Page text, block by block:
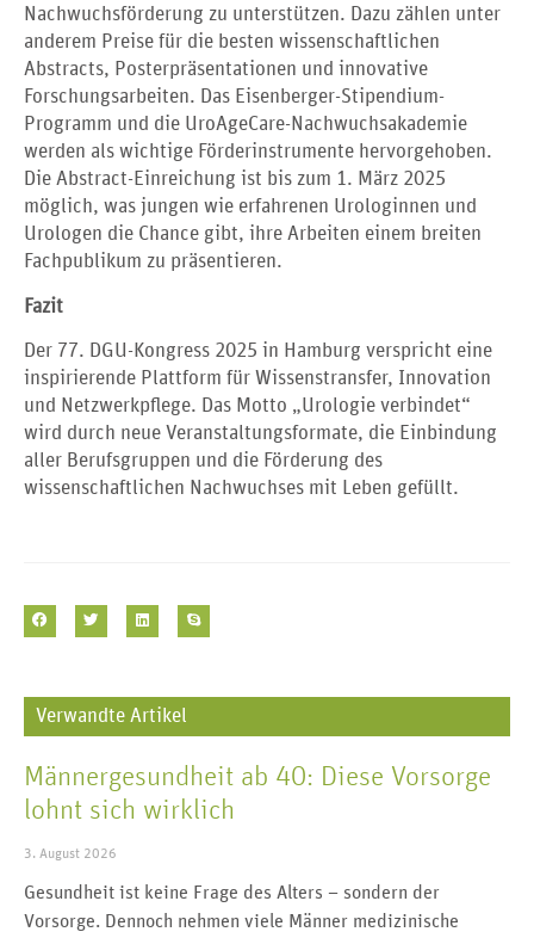
Nachwuchsförderung zu unterstützen. Dazu zählen unter
anderem Preise für die besten wissenschaftlichen
Abstracts, Posterpräsentationen und innovative
Forschungsarbeiten. Das Eisenberger-Stipendium-
Programm und die UroAgeCare-Nachwuchsakademie
werden als wichtige Förderinstrumente hervorgehoben.
Die Abstract-Einreichung ist bis zum 1. März 2025
möglich, was jungen wie erfahrenen Urologinnen und
Urologen die Chance gibt, ihre Arbeiten einem breiten
Fachpublikum zu präsentieren.
Fazit
Der 77. DGU-Kongress 2025 in Hamburg verspricht eine
inspirierende Plattform für Wissenstransfer, Innovation
und Netzwerkpflege. Das Motto „Urologie verbindet“
wird durch neue Veranstaltungsformate, die Einbindung
aller Berufsgruppen und die Förderung des
wissenschaftlichen Nachwuchses mit Leben gefüllt.
Verwandte Artikel
Männergesundheit ab 40: Diese Vorsorge
lohnt sich wirklich
3. August 2026
Gesundheit ist keine Frage des Alters – sondern der
Vorsorge. Dennoch nehmen viele Männer medizinische